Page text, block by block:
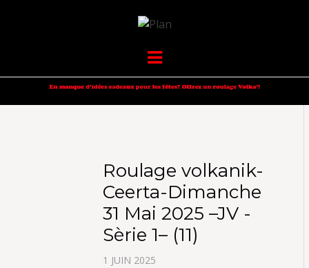
VOLKANIK-
ENDURANCE
Menu
Roulage volkanik-
Ceerta-Dimanche
31 Mai 2025 –JV -
Sèrie 1– (11)
1 JUIN 2025